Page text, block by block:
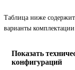
Таблица ниже
варианты
Показать
конфигураций